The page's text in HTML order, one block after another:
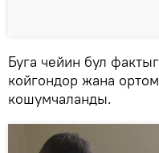
Буга чейин бул
койгондор жана
кошумчаланды.